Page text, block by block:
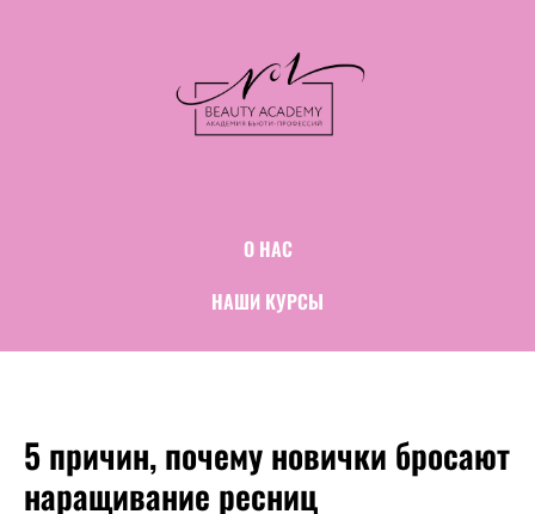
О НАС
НАШИ КУРСЫ
5 причин, почему новички бросают
наращивание ресниц